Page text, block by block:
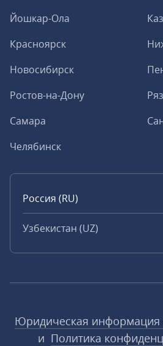
Йошкар-Ола
Красноярск
Новосибирск
Ростов-на-Дону
Самара
Челябинск
Россия (RU)
Узбекистан (UZ)
Юридическая информация
и Политика